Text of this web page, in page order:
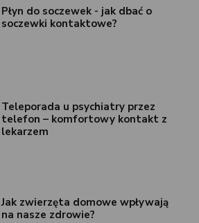
Płyn do soczewek - jak dbać o
soczewki kontaktowe?
Teleporada u psychiatry przez
telefon – komfortowy kontakt z
lekarzem
Jak zwierzęta domowe wpływają
na nasze zdrowie?